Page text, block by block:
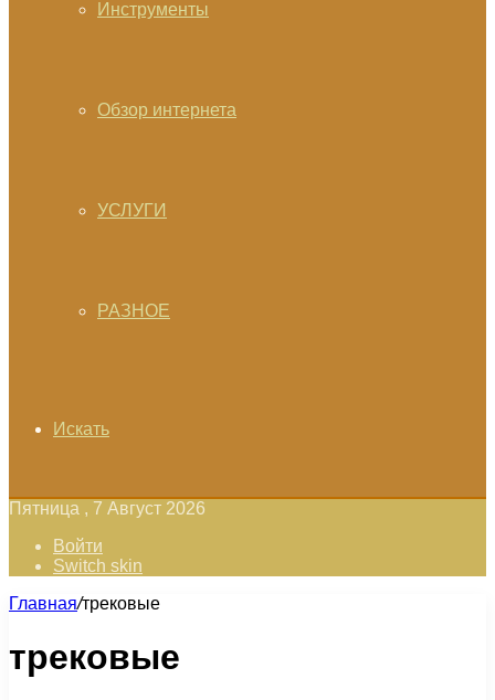
Инструменты
Обзор интернета
УСЛУГИ
РАЗНОЕ
Искать
Пятница , 7 Август 2026
Войти
Switch skin
Главная/трековые
трековые